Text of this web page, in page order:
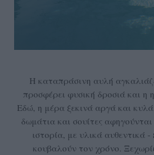
Η καταπράσινη αυλή
προσφέρει φυσική δροσιά και η
Εδώ, η μέρα ξεκινά αργά και
δωμάτια και σουίτες
ιστορία, με υλικά αυθεντικά
κουβαλούν τον χρόνο.